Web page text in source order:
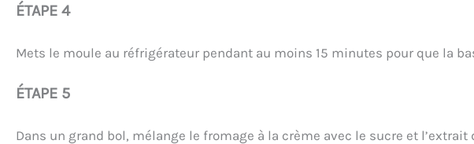
ÉTAPE 4
Mets le moule au réfrigérateur pendant au moins 15 minutes pour que la
ÉTAPE 5
Dans un grand bol, mélange le fromage à la crème avec le sucre et